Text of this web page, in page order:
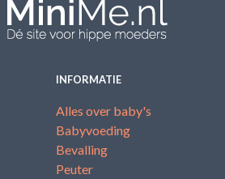
INFORMATIE
Alles over baby's
Babyvoeding
Bevalling
Peuter